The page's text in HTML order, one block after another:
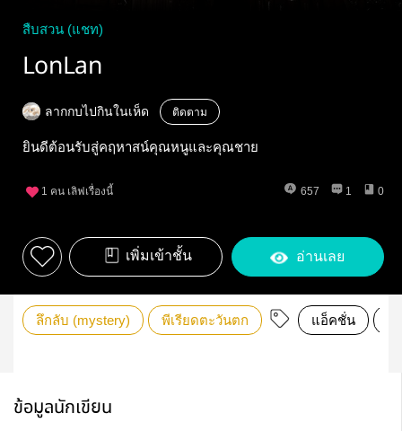
สืบสวน (แชท)
LonLan
ลากกบไปกินในเห็ด ติดตาม
ยินดีต้อนรับสู่คฤหาสน์คุณหนูและคุณชาย
1 คน เลิฟเรื่องนี้ 657 1 0
เพิ่มเข้าชั้น อ่านเลย
ลึกลับ (mystery) พีเรียดตะวันตก แอ็คชั่น
ข้อมูลนักเขียน